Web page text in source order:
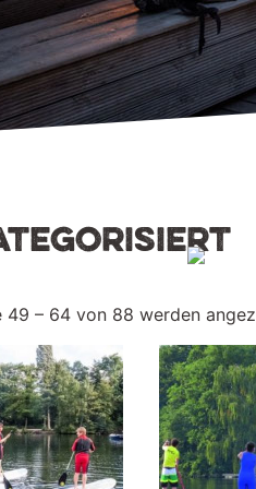
49 – 64 von 88 werden